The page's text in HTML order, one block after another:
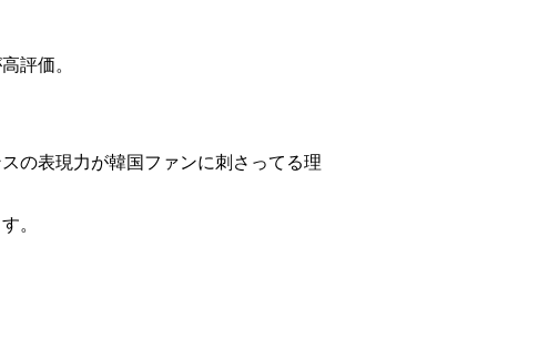
評価。
の表現力が韓国ファンに刺さってる理
。